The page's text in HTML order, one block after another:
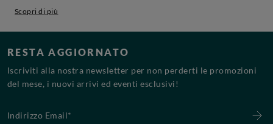
Scopri di più
RESTA AGGIORNATO
Iscriviti alla nostra newsletter per non perderti le promozioni
del mese, i nuovi arrivi ed eventi esclusivi!